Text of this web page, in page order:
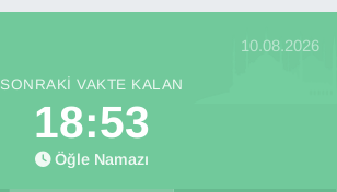
10.08.2026
SONRAKI VAKTE KALAN
18:52
Öğle Namazı